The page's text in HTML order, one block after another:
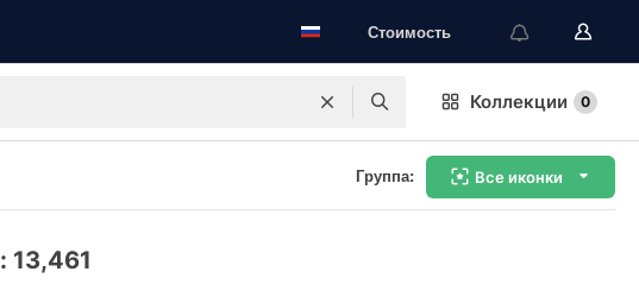
Стоимость
Коллекции 0
Группа: Все иконки
: 13,461